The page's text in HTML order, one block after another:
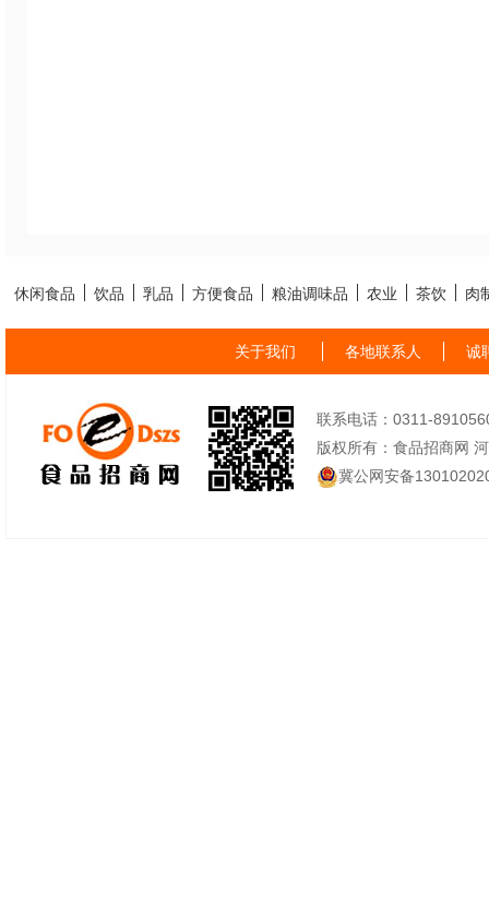
休闲食品 饮品 乳品 方便食品 粮油调味品 农业 茶饮 肉
关于我们 各地联系人 诚
联系电话：0311-
版权所有：食品招商网
冀公网安备